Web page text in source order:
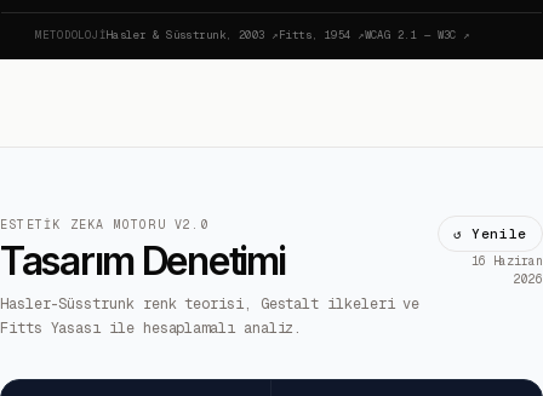
METODOLOJIHasler & Süsstrunk, 2003 ↗Fitts, 1954 ↗WCAG 2.1 — W3C ↗
ESTETIK ZEKA MOTORU V2.0
Tasarım Denetimi
Hasler-Süsstrunk renk teorisi, Gestalt ilkeleri ve
Fitts Yasası ile hesaplamalı analiz.
↺ Yenile
16 Haziran
2026